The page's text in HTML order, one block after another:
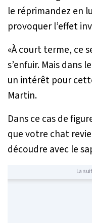
le réprimandez en
provoquer l’effet
«À court terme, ce
s’enfuir. Mais dans
un intérêt pour
Martin.
Dans ce cas de
que votre chat
découdre avec le
La